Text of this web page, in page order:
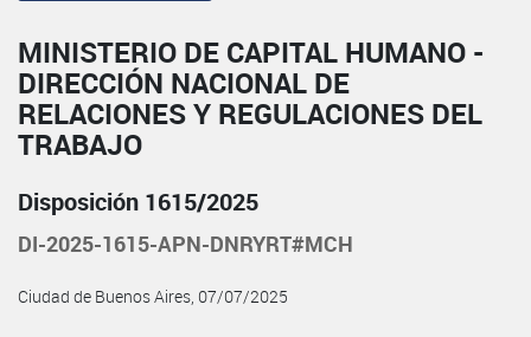
MINISTERIO DE CAPITAL HUMANO -
DIRECCIÓN NACIONAL DE
RELACIONES Y REGULACIONES DEL
TRABAJO
Disposición 1615/2025
DI-2025-1615-APN-DNRYRT#MCH
Ciudad de Buenos Aires, 07/07/2025